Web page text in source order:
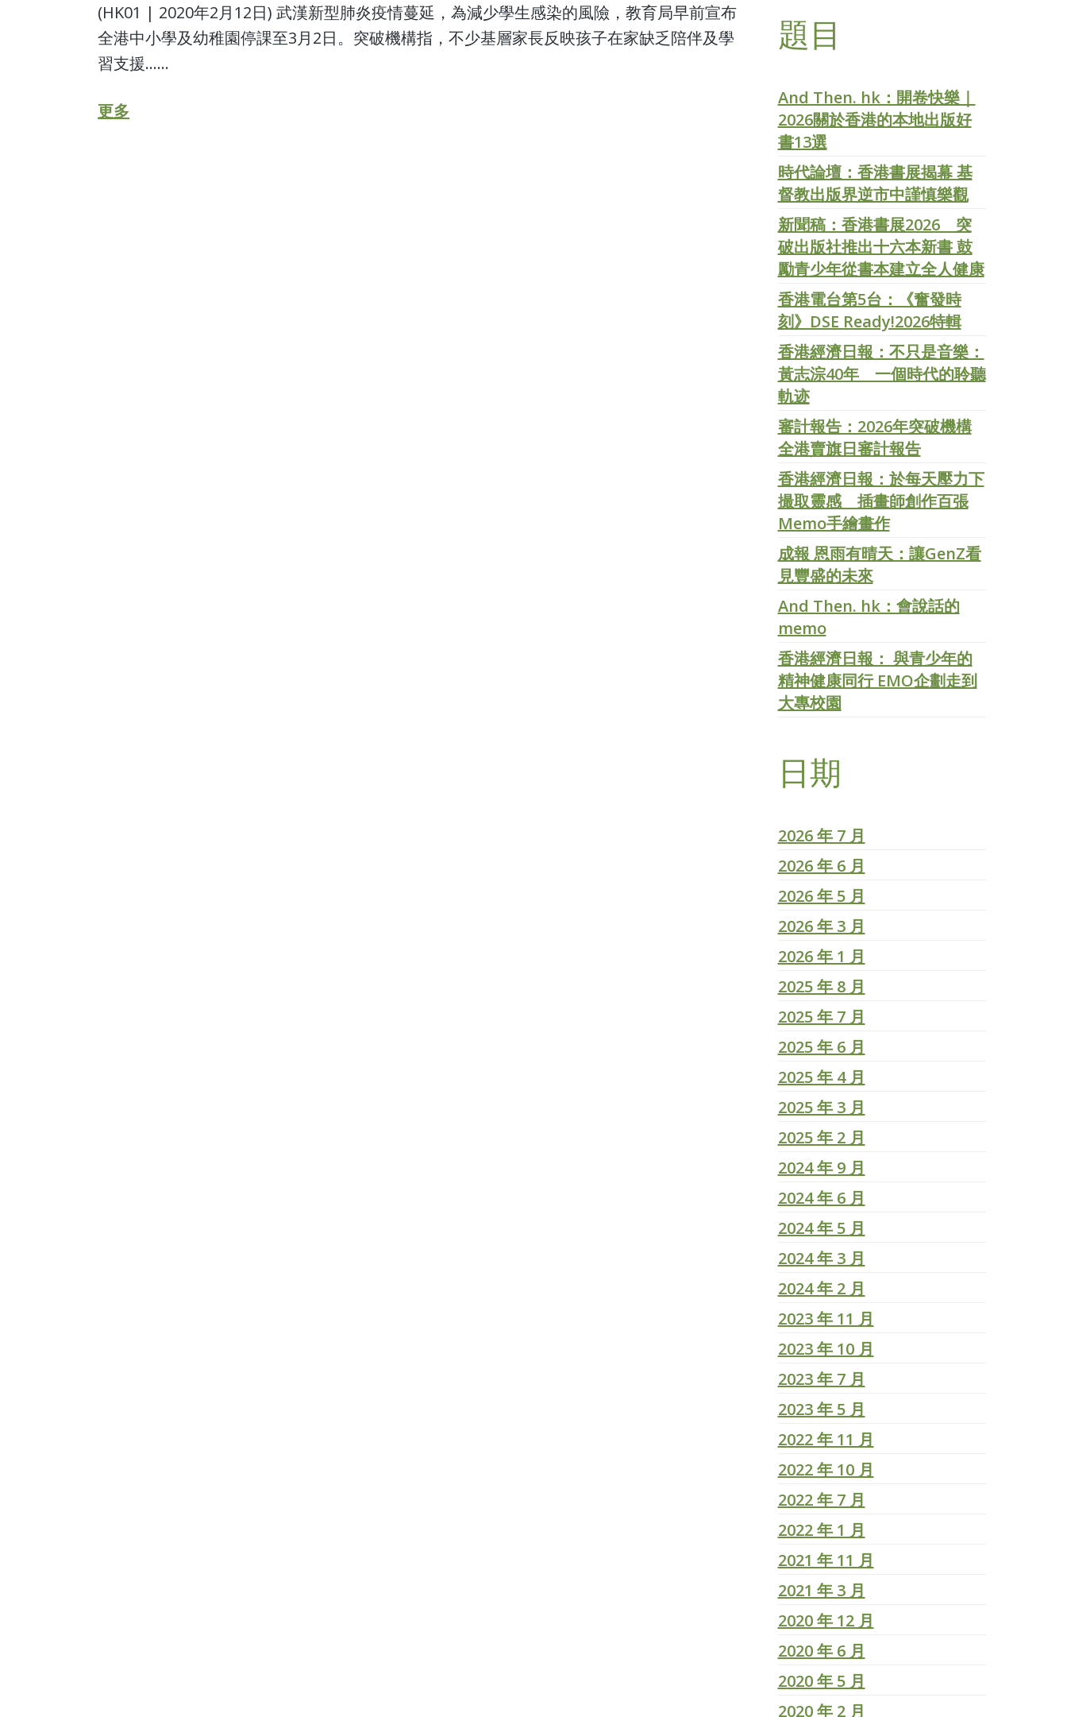
(HK01 | 2020年2月12日) 武漢新型肺炎疫情蔓延，為減少學生感染的風險，教育局早前宣布
全港中小學及幼稚園停課至3月2日。突破機構指，不少基層家長反映孩子在家缺乏陪伴及學
習支援......
更多
題目
And Then. hk：開卷快樂｜
2026關於香港的本地出版好
書13選
時代論壇：香港書展揭幕 基
督教出版界逆市中謹慎樂觀
新聞稿：香港書展2026 突
破出版社推出十六本新書 鼓
勵青少年從書本建立全人健康
香港電台第5台：《奮發時
刻》DSE Ready!2026特輯
香港經濟日報：不只是音樂：
黃志淙40年 一個時代的聆聽
軌迹
審計報告：2026年突破機構
全港賣旗日審計報告
香港經濟日報：於每天壓力下
撮取靈感 插畫師創作百張
Memo手繪畫作
成報 恩雨有晴天：讓GenZ看
見豐盛的未來
And Then. hk：會說話的
memo
香港經濟日報： 與青少年的
精神健康同行 EMO企劃走到
大專校園
日期
2026 年 7 月
2026 年 6 月
2026 年 5 月
2026 年 3 月
2026 年 1 月
2025 年 8 月
2025 年 7 月
2025 年 6 月
2025 年 4 月
2025 年 3 月
2025 年 2 月
2024 年 9 月
2024 年 6 月
2024 年 5 月
2024 年 3 月
2024 年 2 月
2023 年 11 月
2023 年 10 月
2023 年 7 月
2023 年 5 月
2022 年 11 月
2022 年 10 月
2022 年 7 月
2022 年 1 月
2021 年 11 月
2021 年 3 月
2020 年 12 月
2020 年 6 月
2020 年 5 月
2020 年 2 月